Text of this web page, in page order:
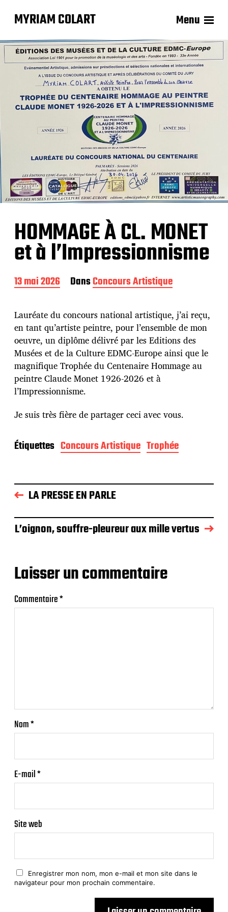
MYRIAM COLART Menu
HOMMAGE À CL. MONET
et à l’Impressionnisme
D
a
e
d
e
p
u
b
l
i
c
t
n
13 mai 2026 DansConcours Artistique
Lauréate du concours national artistique, j’ai reçu,
en tant qu’artiste peintre, pour l’ensemble de mon
oeuvre, un diplôme délivré par les Editions des
Musées et de la Culture EDMC-Europe ainsi que le
magnifique Trophée du Centenaire Hommage au
peintre Claude Monet 1926-2026 et à
l’Impressionnisme.
Je suis très fière de partager ceci avec vous.
Étiquettes Concours Artistique Trophée
LA PRESSE EN PARLE
L’oignon, souffre-pleureur aux mille vertus
Laisser un commentaire
Commentaire*
Nom*
E-mail*
Site web
Enregistrer mon nom, mon e-mail et mon site dans le
navigateur pour mon prochain commentaire.